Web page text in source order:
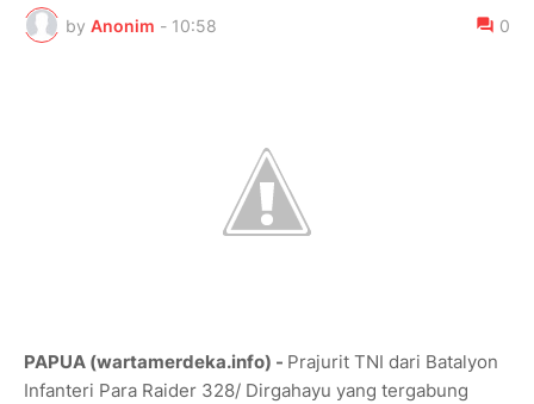
by Anonim - 10:58 0
PAPUA (wartamerdeka.info) - Prajurit TNI dari Batalyon
Infanteri Para Raider 328/ Dirgahayu yang tergabung